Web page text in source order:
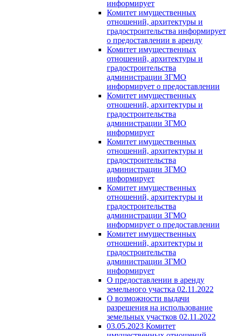
информирует
Комитет имущественных
отношений, архитектуры и
градостроительства информирует
о предоставлении в аренду
Комитет имущественных
отношений, архитектуры и
градостроительства
администрации ЗГМО
информирует о предоставлении
Комитет имущественных
отношений, архитектуры и
градостроительства
администрации ЗГМО
информирует
Комитет имущественных
отношений, архитектуры и
градостроительства
администрации ЗГМО
информирует
Комитет имущественных
отношений, архитектуры и
градостроительства
администрации ЗГМО
информирует о предоставлении
Комитет имущественных
отношений, архитектуры и
градостроительства
администрации ЗГМО
информирует
О предоставлении в аренду
земельного участка 02.11.2022
О возможности выдачи
разрешения на использование
земельных участков 02.11.2022
03.05.2023 Комитет